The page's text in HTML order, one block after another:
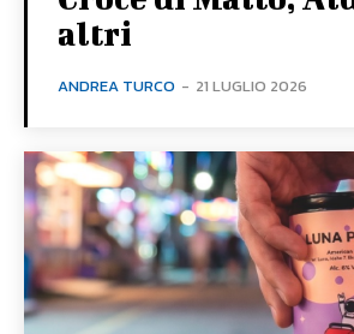
altri
ANDREA TURCO - 21 LUGLIO 2026